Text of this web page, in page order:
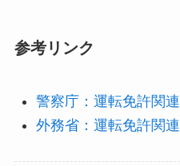
参考リンク
警察庁：運転免許関連
外務省：運転免許関連